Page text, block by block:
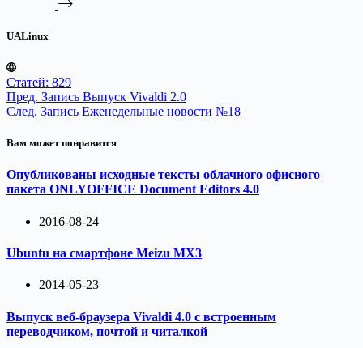
UALinux
Статей: 829
Пред. Запись Выпуск Vivaldi 2.0
След. Запись Еженедельные новости №18
Вам может понравится
Опубликованы исходные тексты облачного офисного
пакета ONLYOFFICE Document Editors 4.0
2016-08-24
Ubuntu на смартфоне Meizu MX3
2014-05-23
Выпуск веб-браузера Vivaldi 4.0 с встроенным
переводчиком, почтой и читалкой